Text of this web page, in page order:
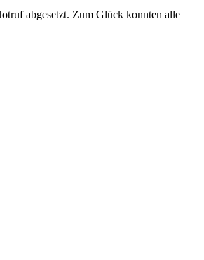
abgesetzt. Zum Glück konnten alle